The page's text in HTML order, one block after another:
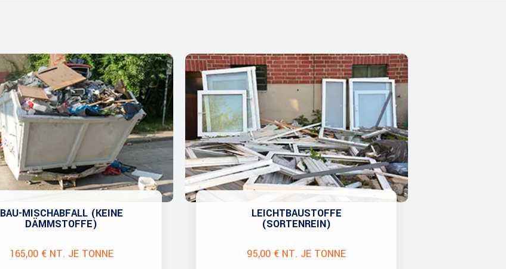
BAU-MISCHABFALL (KEINE
DÄMMSTOFFE)
165,00 € NT. JE TONNE
LEICHTBAUSTOFFE
(SORTENREIN)
95,00 € NT. JE TONNE